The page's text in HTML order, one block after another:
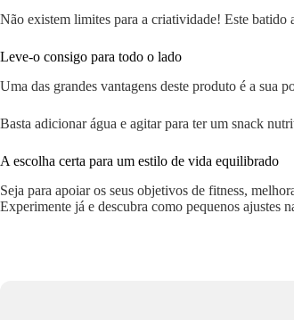
Não existem limites para a criatividade! Este batido
Leve-o consigo para todo o lado
Uma das grandes vantagens deste produto é a sua
Basta adicionar água e agitar para ter um snack
A escolha certa para um estilo de vida equilibrado
Seja para apoiar os seus objetivos de fitness,
Experimente já e descubra como pequenos ajustes